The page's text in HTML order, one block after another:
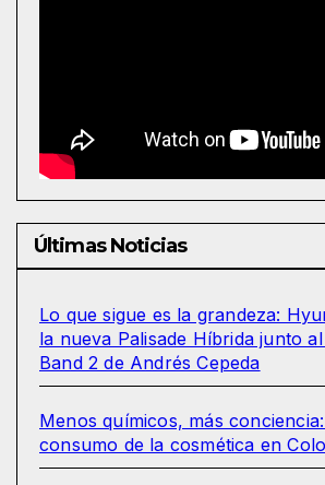
Últimas Noticias
Lo que sigue es la grandeza:
la nueva Palisade Híbrida junto
Band 2 de Andrés Cepeda
Menos químicos, más
consumo de la cosmética en